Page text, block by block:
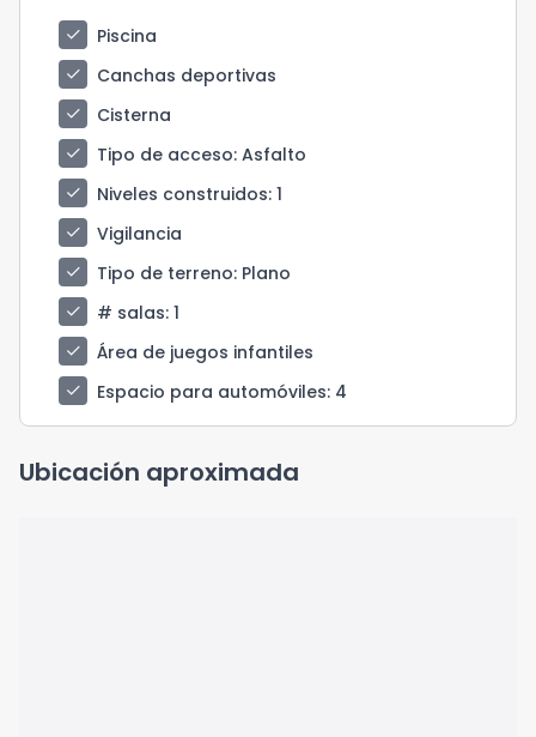
check
Piscina
check
Canchas deportivas
check
Cisterna
check
Tipo de acceso: Asfalto
check
Niveles construidos: 1
check
Vigilancia
check
Tipo de terreno: Plano
check
# salas: 1
check
Área de juegos infantiles
check
Espacio para automóviles: 4
Ubicación aproximada